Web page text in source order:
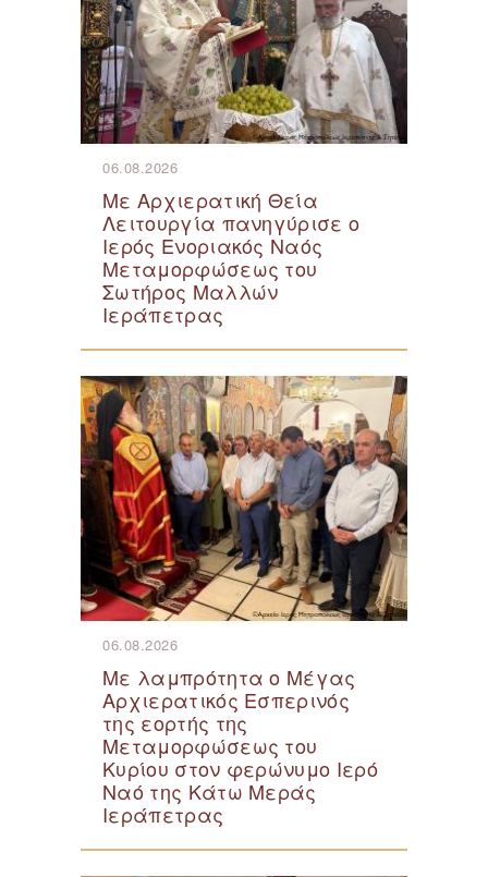
06.08.2026
Με Αρχιερατική Θεία
Λειτουργία πανηγύρισε ο
Ιερός Ενοριακός Ναός
Μεταμορφώσεως του
Σωτήρος Μαλλών
Ιεράπετρας
06.08.2026
Με λαμπρότητα ο Μέγας
Αρχιερατικός Εσπερινός
της εορτής της
Μεταμορφώσεως του
Κυρίου στον φερώνυμο Ιερό
Ναό της Κάτω Μεράς
Ιεράπετρας